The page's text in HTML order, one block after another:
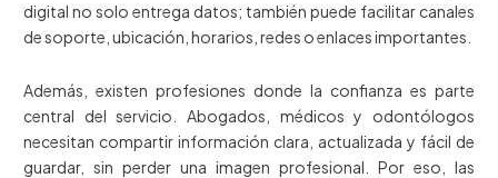
digital no solo entrega datos; también puede facilitar canales
de soporte, ubicación, horarios, redes o enlaces importantes.
Además, existen profesiones donde la confianza es parte
central del servicio. Abogados, médicos y odontólogos
necesitan compartir información clara, actualizada y fácil de
guardar, sin perder una imagen profesional. Por eso, las